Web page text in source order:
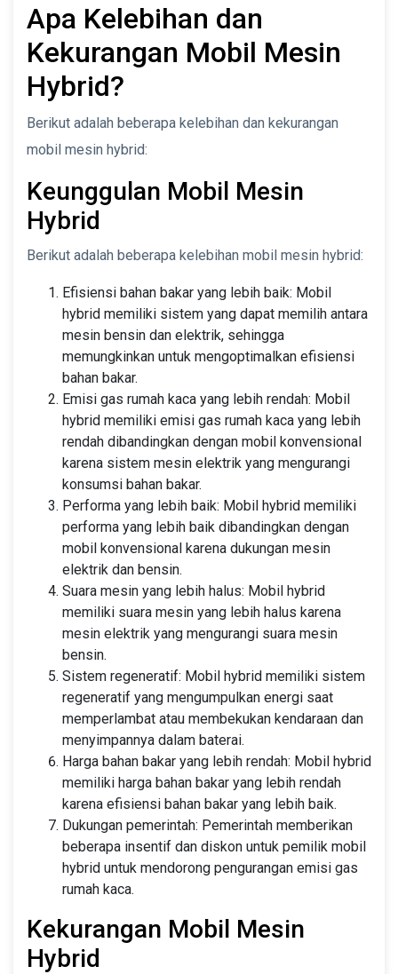
Apa Kelebihan dan
Kekurangan Mobil Mesin
Hybrid?
Berikut adalah beberapa kelebihan dan kekurangan
mobil mesin hybrid:
Keunggulan Mobil Mesin
Hybrid
Berikut adalah beberapa kelebihan mobil mesin hybrid:
Efisiensi bahan bakar yang lebih baik: Mobil
hybrid memiliki sistem yang dapat memilih antara
mesin bensin dan elektrik, sehingga
memungkinkan untuk mengoptimalkan efisiensi
bahan bakar.
Emisi gas rumah kaca yang lebih rendah: Mobil
hybrid memiliki emisi gas rumah kaca yang lebih
rendah dibandingkan dengan mobil konvensional
karena sistem mesin elektrik yang mengurangi
konsumsi bahan bakar.
Performa yang lebih baik: Mobil hybrid memiliki
performa yang lebih baik dibandingkan dengan
mobil konvensional karena dukungan mesin
elektrik dan bensin.
Suara mesin yang lebih halus: Mobil hybrid
memiliki suara mesin yang lebih halus karena
mesin elektrik yang mengurangi suara mesin
bensin.
Sistem regeneratif: Mobil hybrid memiliki sistem
regeneratif yang mengumpulkan energi saat
memperlambat atau membekukan kendaraan dan
menyimpannya dalam baterai.
Harga bahan bakar yang lebih rendah: Mobil hybrid
memiliki harga bahan bakar yang lebih rendah
karena efisiensi bahan bakar yang lebih baik.
Dukungan pemerintah: Pemerintah memberikan
beberapa insentif dan diskon untuk pemilik mobil
hybrid untuk mendorong pengurangan emisi gas
rumah kaca.
Kekurangan Mobil Mesin
Hybrid